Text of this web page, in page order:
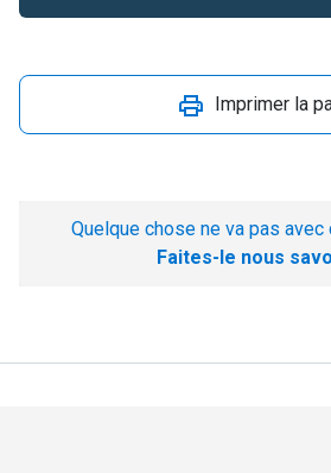
Imprimer la
Quelque chose ne va pas avec
Faites-le nous